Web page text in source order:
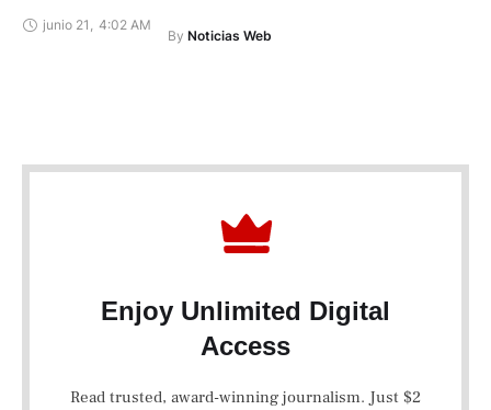
junio 21 , 4:02 AM
By Noticias Web
Enjoy Unlimited Digital
Access
Read trusted, award-winning journalism. Just $2